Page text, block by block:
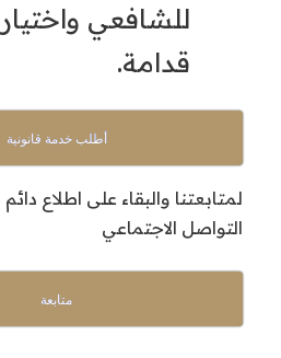
للشافعي
قدامة.
أطلب خدمة قانونية
لمتابعتنا والبقاء على اطلاع
التواصل الاجتماعي
متابعة